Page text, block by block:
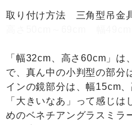
取り付け方法 三角型吊金
「幅32cm、高さ60cm」
で、真ん中の小判型の部分
インの鏡部分は、幅15cm
「大きいなあ」って感じは
めのベネチアングラスミラ